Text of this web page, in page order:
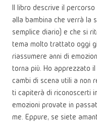
Il libro descrive il
alla bambina che verrà la
semplice diario) e che si
tema molto trattato oggi
riassumere anni di
torna più. Ho apprezzato
cambi di scena utili a non
ti capiterà di riconoscerti
emozioni provate in
me. Eppure, se siete